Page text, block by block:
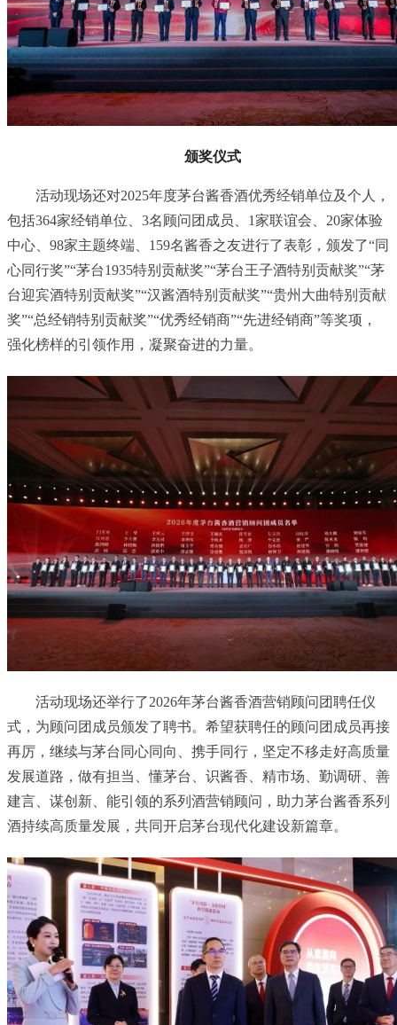
颁奖仪式
活动现场还对2025年度茅台酱香酒优秀经销单位及个人，
包括364家经销单位、3名顾问团成员、1家联谊会、20家体验
中心、98家主题终端、159名酱香之友进行了表彰，颁发了“同
心同行奖”“茅台1935特别贡献奖”“茅台王子酒特别贡献奖”“茅
台迎宾酒特别贡献奖”“汉酱酒特别贡献奖”“贵州大曲特别贡献
奖”“总经销特别贡献奖”“优秀经销商”“先进经销商”等奖项，
强化榜样的引领作用，凝聚奋进的力量。
活动现场还举行了2026年茅台酱香酒营销顾问团聘任仪
式，为顾问团成员颁发了聘书。希望获聘任的顾问团成员再接
再厉，继续与茅台同心同向、携手同行，坚定不移走好高质量
发展道路，做有担当、懂茅台、识酱香、精市场、勤调研、善
建言、谋创新、能引领的系列酒营销顾问，助力茅台酱香系列
酒持续高质量发展，共同开启茅台现代化建设新篇章。